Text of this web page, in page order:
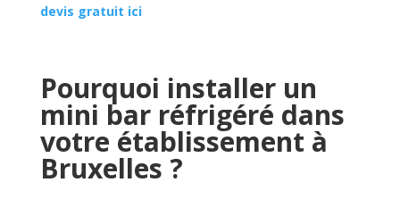
devis gratuit ici
Pourquoi installer un
mini bar réfrigéré dans
votre établissement à
Bruxelles ?